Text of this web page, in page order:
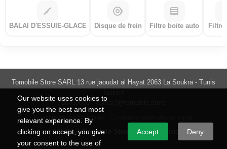
Our website uses cookies to
give you the best and most
relevant experience. By
clicking on accept, you give
your consent to the use of
Accept Deny
BALAI D'ESSUIE-GLACE Disque de frein Filtre boite auto
Tomobile Store SARL 13 rue jaoudat al Hayat 2063 La Soukra - Tunis
55033035 -contact@tomobile.store
Politique de confidentialité
Copyright 2026 ©Tomobile Store Made in Tunisia with ♥